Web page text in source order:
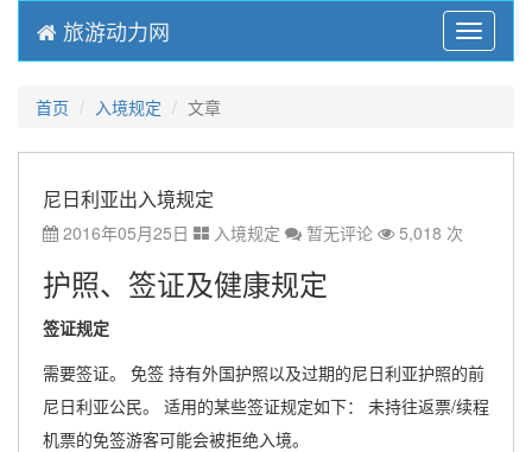
Menu
旅游动力网
首页 入境规定 文章
尼日利亚出入境规定
2016年05月25日 入境规定 暂无评论 5,018 次
护照、签证及健康规定
签证规定
需要签证。 免签 持有外国护照以及过期的尼日利亚护照的前
尼日利亚公民。 适用的某些签证规定如下： 未持往返票/续程
机票的免签游客可能会被拒绝入境。